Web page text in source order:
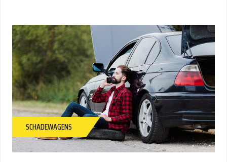
SCHADEWAGENS